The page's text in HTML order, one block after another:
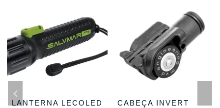
LANTERNA LECOLED
CABEÇA INVERT